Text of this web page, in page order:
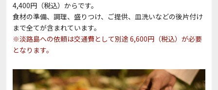
4,400円（税込）からです。
食材の準備、調理、盛りつけ、ご提供、皿洗いなどの後片付け
まで全てが含まれています。
※淡路島への依頼は交通費として別途 6,600円（税込）が必要
となります。